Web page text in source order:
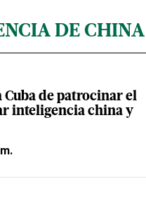
DE CHINA
Cuba de patrocinar el
inteligencia china y